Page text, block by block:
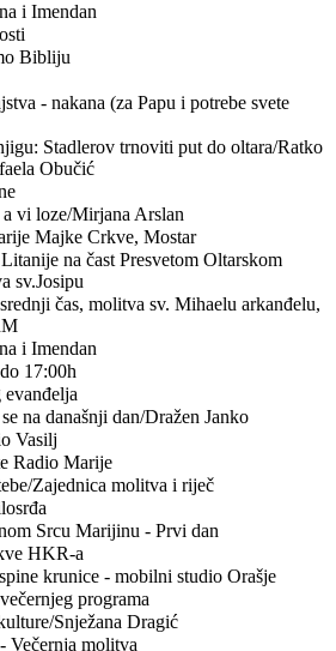
i Imendan
Bibliju
- nakana (za Papu i potrebe svete
Stadlerov trnoviti put do oltara/Ratko
Obučić
a vi loze/Mirjana Arslan
Majke Crkve, Mostar
na čast Presvetom Oltarskom
sv.Josipu
čas, molitva sv. Mihaelu arkanđelu,
i Imendan
17:00h
na današnji dan/Dražen Janko
Vasilj
Radio Marije
Zajednica molitva i riječ
Srcu Marijinu - Prvi dan
HKR-a
krunice - mobilni studio Orašje
programa
Snježana Dragić
Večernja molitva